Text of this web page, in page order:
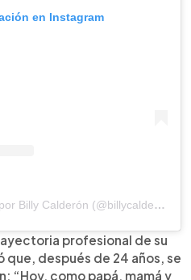
en Instagram
Una publicación compartida por Billy Calderón (@billycalderon14)
profesional de su
que, después de 24 años, se
“Hoy, como papá, mamá y